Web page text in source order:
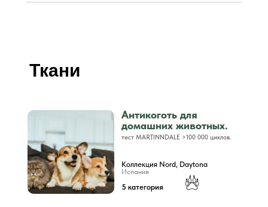
Ткани
Антикоготь для
домашних животных.
Коллекция Nord, Daytona
Испания
5 категория
тест MARTINNDALE >100 000 циклов.